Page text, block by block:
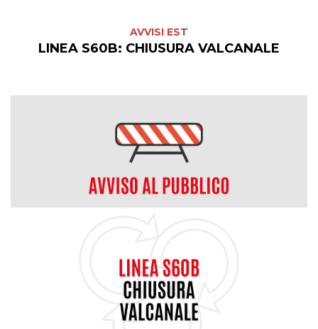
AVVISI EST
LINEA S60B: CHIUSURA VALCANALE